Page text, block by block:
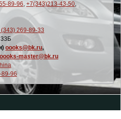
89-96, +7(343)213-43-50,
(343) 269-89-33
oooks@bk.ru,
oooks-master@bk.ru
89-96